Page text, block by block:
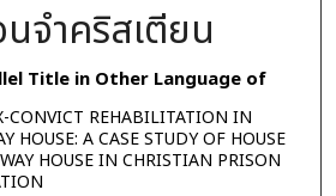
จำคริสเตียน
Title in Other Language of
CONVICT REHABILITATION IN
HOUSE: A CASE STUDY OF HOUSE
HOUSE IN CHRISTIAN PRISON